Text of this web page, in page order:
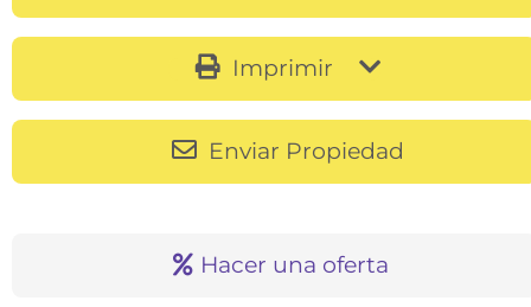
Imprimir
Enviar Propiedad
Hacer una oferta